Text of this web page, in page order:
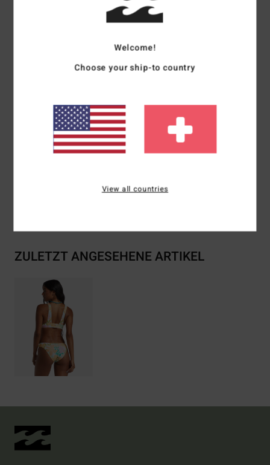
Stoff: 78 % recyceltes Nylon, 22 % Elastan-Mischgewebe,
Bund: Sitzt hoch oder tief an der Hüfte
Bedeckung: moderate Bedeckung
Logo: Gesticktes Logo
Zusammensetzung[Hauptstoff] 78 % recyceltes Nylon,
ZULETZT ANGESEHENE ARTIKEL
Welcome!
Choose your ship-to country
View all countries